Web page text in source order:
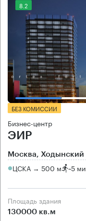
8.2
БЕЗ КОМИССИИ
Бизнес-центр
ЭИР
Москва, Ходынский
ЦСКА → 500 м ~5
Площадь здания
130000 кв.м